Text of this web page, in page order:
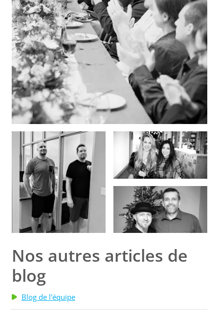
Nos autres articles de
blog
Blog de l'équipe